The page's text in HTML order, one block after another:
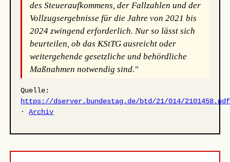
des Steueraufkommens, der Fallzahlen und der
Vollzugsergebnisse für die Jahre von 2021 bis
2024 zwingend erforderlich. Nur so lässt sich
beurteilen, ob das KStTG ausreicht oder
weitergehende gesetzliche und behördliche
Maßnahmen notwendig sind."
Quelle:
https://dserver.bundestag.de/btd/21/014/2101458.pdf
·Archiv